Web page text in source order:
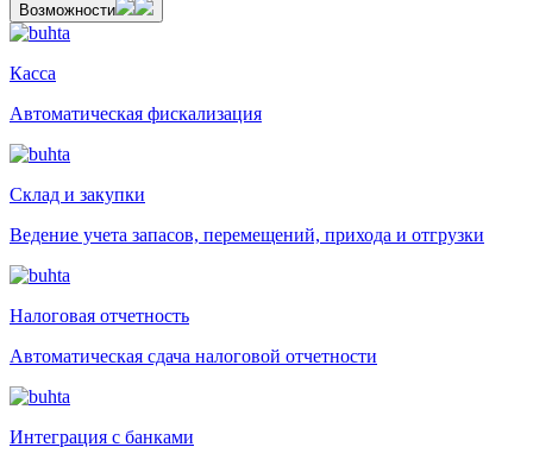
Возможности
Касса
Автоматическая фискализация
Склад и закупки
Ведение учета запасов, перемещений, прихода и отгрузки
Налоговая отчетность
Автоматическая сдача налоговой отчетности
Интеграция с банками